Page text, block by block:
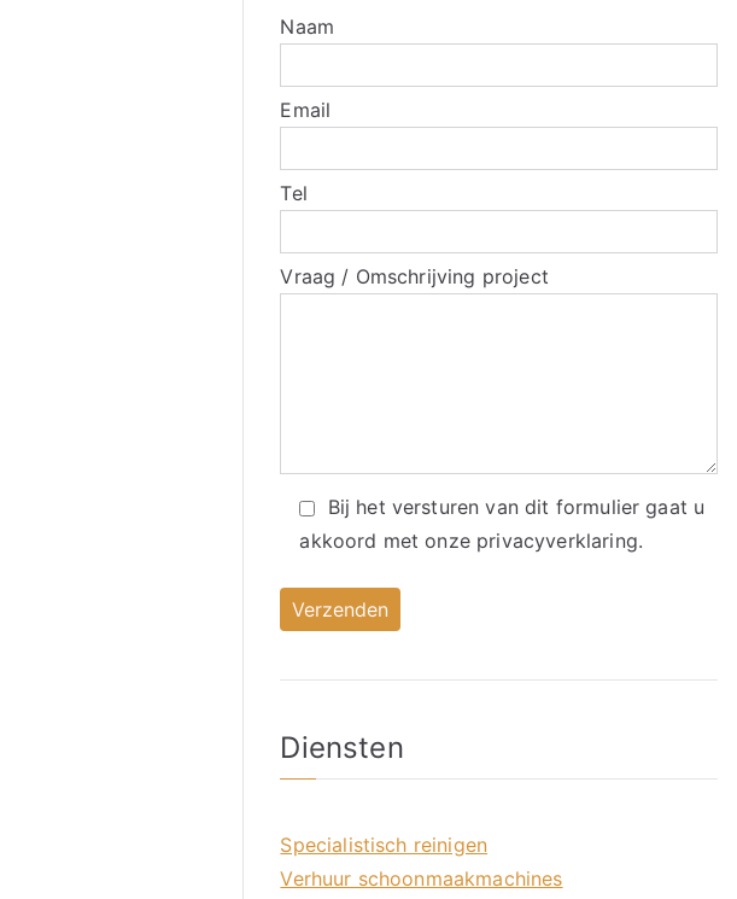
Naam
Email
Tel
Vraag / Omschrijving project
Bij het versturen van dit formulier gaat u
akkoord met onze privacyverklaring.
Diensten
Specialistisch reinigen
Verhuur schoonmaakmachines